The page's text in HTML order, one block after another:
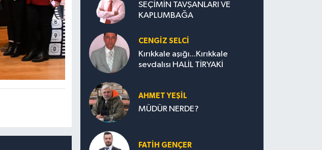
SEÇİMİN TAVŞANLARI VE
KAPLUMBAĞA
CENGİZ SELCİ
Kırıkkale aşığı...Kırıkkale
sevdalısı HALİL TİRYAKİ
AHMET YEŞİL
MÜDÜR NERDE?
FATIH GENÇER